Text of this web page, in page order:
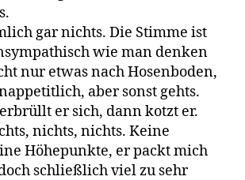
gar nichts. Die Stimme ist
wie man denken
nur etwas nach Hosenboden,
aber sonst gehts.
er sich, dann kotzt er.
nichts, nichts. Keine
Höhepunkte, er packt mich
schließlich viel zu sehr